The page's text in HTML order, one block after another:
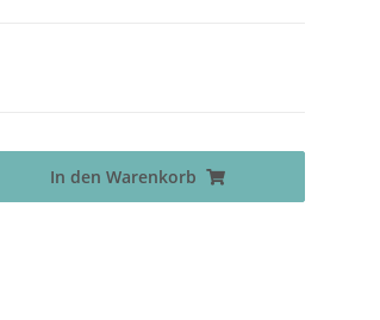
In den Warenkorb